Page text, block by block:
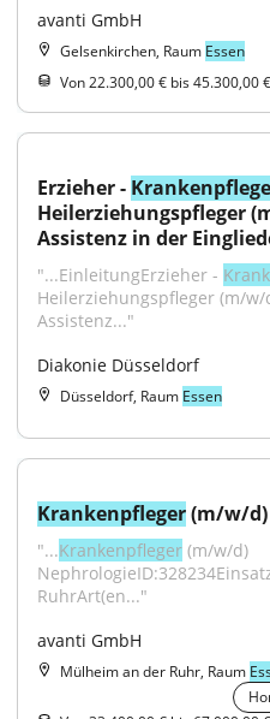
avanti GmbH
Gelsenkirchen, Raum Essen
Von 22.300,00 € bis 45.300,00 €
Erzieher -
Heilerziehungspfleger
Assistenz in der
"...EinleitungErzieher -
Heilerziehungspfleger (m/
Assistenz..."
Diakonie Düsseldorf
Düsseldorf, Raum Essen
Krankenpfleger (m/w/
"...Krankenpfleger (m/w/d)
RuhrArt(en..."
avanti GmbH
Mülheim an der Ruhr, Raum